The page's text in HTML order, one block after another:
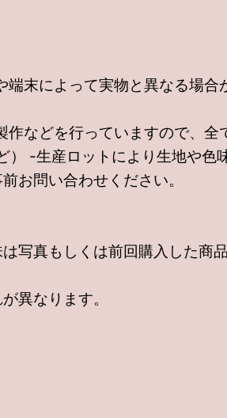
末によって実物と異なる場合
などを行っていますので、
-生産ロットにより生地や
お問い合わせください。
写真もしくは前回購入した
異なります。